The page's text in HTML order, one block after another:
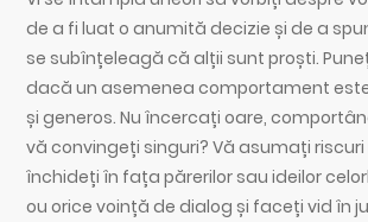
de a fi luat o anumită decizie și de a
se subînțeleagă că alții sunt proști.
dacă un asemenea comportament
și generos. Nu încercați oare,
vă convingeți singuri? Vă asumați riscuri
închideți în fața părerilor sau ideilor
ou orice voință de dialog și faceți vid în